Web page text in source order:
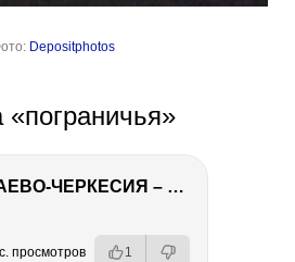
Depositphotos
«пограничья»
КАРАЧАЕВО-ЧЕРКЕСИЯ – ПУТЕШЕСТВИЕ НА КАВКАЗ часть 2
просмотров 1